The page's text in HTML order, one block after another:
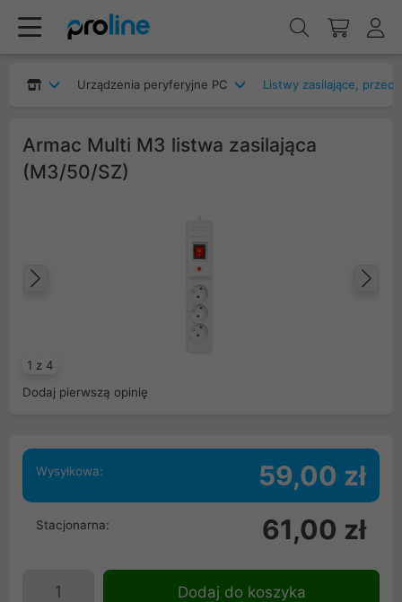
Urządzenia peryferyjne PC Listwy zasilające,
Armac Multi M3 listwa zasilająca
(M3/50/SZ)
1 z 4
Dodaj pierwszą opinię
Wysyłkowa: 59,00 zł
Stacjonarna: 61,00 zł
Dodaj do koszyka